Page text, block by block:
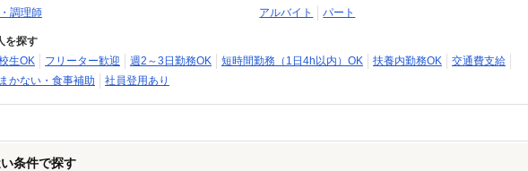
調理師
アルバイト
パート
を探す
生OK フリーター歓迎 週2～3日勤務OK 短時間勤務（1日4h以内）OK 扶養内勤務OK
交通費支給
まかない・食事補助 社員登用あり
条件で探す